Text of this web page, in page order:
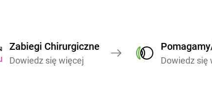
Zabiegi Chirurgiczne
Dowiedz się więcej Dowiedz się